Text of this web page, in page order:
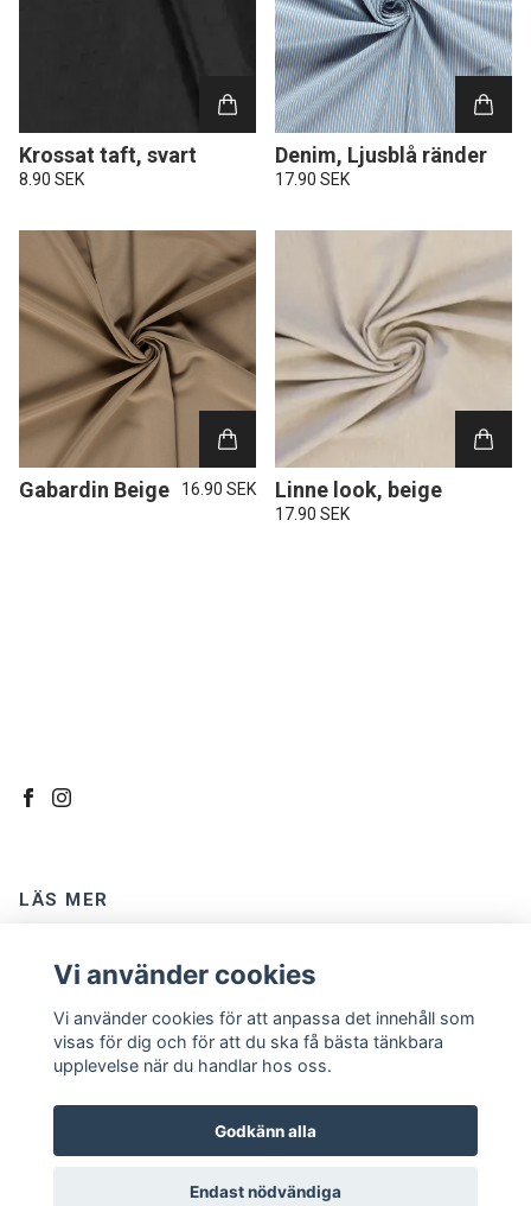
Krossat taft, svart
8.90 SEK
Denim, Ljusblå ränder
17.90 SEK
Gabardin Beige 16.90 SEK Linne look, beige
17.90 SEK
LÄS MER
Om oss
Köpvillkor
Vi använder cookies
Vi använder cookies för att anpassa det innehåll som
visas för dig och för att du ska få bästa tänkbara
upplevelse när du handlar hos oss.
Godkänn alla
Endast nödvändiga